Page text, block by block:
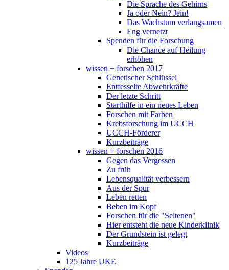
Die Sprache des Gehirns
Ja oder Nein? Jein!
Das Wachstum verlangsamen
Eng vernetzt
Spenden für die Forschung
Die Chance auf Heilung
erhöhen
wissen + forschen 2017
Genetischer Schlüssel
Entfesselte Abwehrkräfte
Der letzte Schritt
Starthilfe in ein neues Leben
Forschen mit Farben
Krebsforschung im UCCH
UCCH-Förderer
Kurzbeiträge
wissen + forschen 2016
Gegen das Vergessen
Zu früh
Lebensqualität verbessern
Aus der Spur
Leben retten
Beben im Kopf
Forschen für die "Seltenen"
Hier entsteht die neue Kinderklinik
Der Grundstein ist gelegt
Kurzbeiträge
Videos
125 Jahre UKE